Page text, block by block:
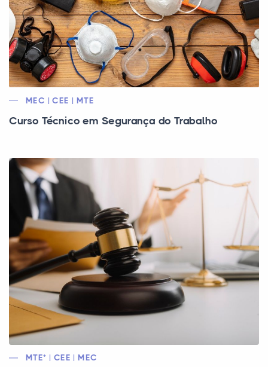
MEC | CEE | MTE
Curso Técnico em Segurança do Trabalho
MTE* | CEE | MEC